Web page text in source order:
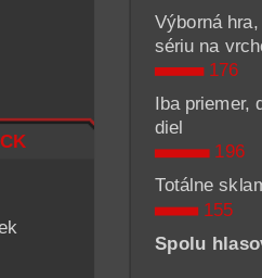
Výborná
sériu na
176
Iba priemer,
diel
196
Totálne
155
Spolu